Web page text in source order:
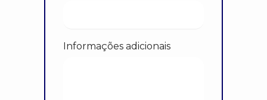
Informações adicionais